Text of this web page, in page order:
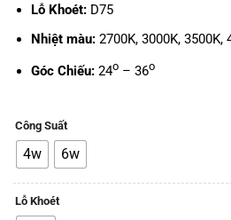
Lỗ Khoét:D75
Nhiệt màu:2700K, 3000K, 3500K,
Góc Chiếu:24o– 36o
Công Suất
4w 6w
Lỗ Khoét